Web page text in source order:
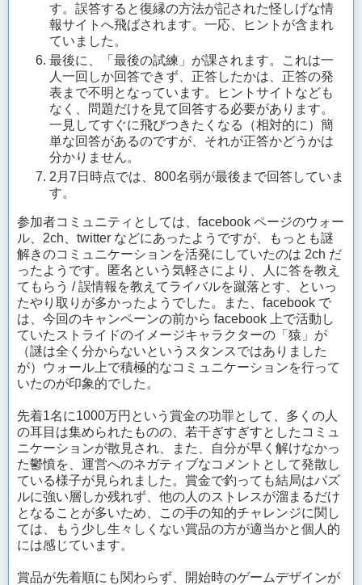
す。誤答すると復縁の方法が記された怪しげな情
報サイトへ飛ばされます。一応、ヒントが含まれ
ていました。
最後に、「最後の試練」が課されます。これは一
人一回しか回答できず、正答したかは、正答の発
表まで不明となっています。ヒントサイトなども
なく、問題だけを見て回答する必要があります。
一見してすぐに飛びつきたくなる（相対的に）簡
単な回答があるのですが、それが正答かどうかは
分かりません。
2月7日時点では、800名弱が最後まで回答していま
す。
参加者コミュニティとしては、facebook ページのウォー
ル、2ch、twitter などにあったようですが、もっとも謎
解きのコミュニケーションを活発にしていたのは 2ch だ
ったようです。匿名という気軽さにより、人に答を教え
てもらう / 誤情報を教えてライバルを蹴落とす、といっ
たやり取りが多かったようでした。また、facebook で
は、今回のキャンペーンの前から facebook 上で活動し
ていたストライドのイメージキャラクターの「猿」が
（謎は全く分からないというスタンスではありました
が）ウォール上で積極的なコミュニケーションを行って
いたのが印象的でした。
先着1名に1000万円という賞金の功罪として、多くの人
の耳目は集められたものの、若干ぎすぎすとしたコミュ
ニケーションが散見され、また、自分が早く解けなかっ
た鬱憤を、運営へのネガティブなコメントとして発散し
ている様子が見られました。賞金で釣っても結局はパズ
ルに強い層しか残れず、他の人のストレスが溜まるだけ
となることが多いため、この手の知的チャレンジに関し
ては、もう少し生々しくない賞品の方が適当かと個人的
には感じています。
賞品が先着順にも関わらず、開始時のゲームデザインが